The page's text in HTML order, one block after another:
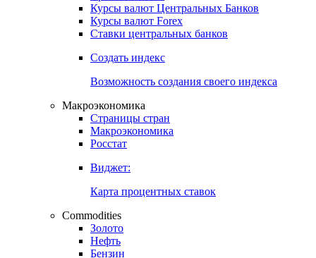
Индикаторы рынка
Поиск индексов
Курсы валют Центральных Банков
Ставки центральных банков
Создать индекс
Возможность создания своего индекса
Страницы стран
Росстат
Виджет:
Карта процентных ставок